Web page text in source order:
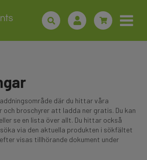
där du hittar våra
och broschyrer att ladda ner gratis. Du kan
se en lista över allt. Du hittar också
via den aktuella produkten i sökfältet
visas tillhörande dokument under